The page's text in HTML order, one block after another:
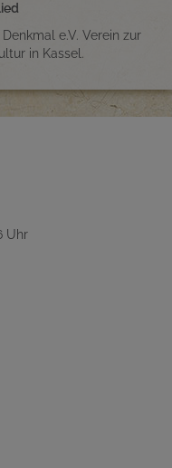
e.V. Verein zur
in Kassel.
Uhr